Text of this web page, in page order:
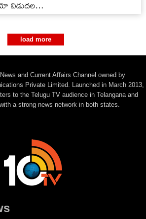
విడుదల…
load more
and Current Affairs Channel owned by
Private Limited. Launched in March 2013,
to the Telugu TV audience in Telangana and
a strong news network in both states.